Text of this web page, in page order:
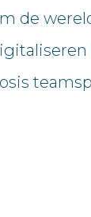
de